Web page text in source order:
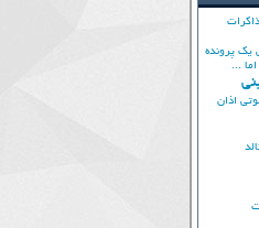
یک پرونده
...
اذان